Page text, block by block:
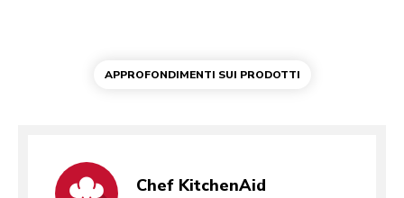
APPROFONDIMENTI SUI PRODOTTI
Chef KitchenAid